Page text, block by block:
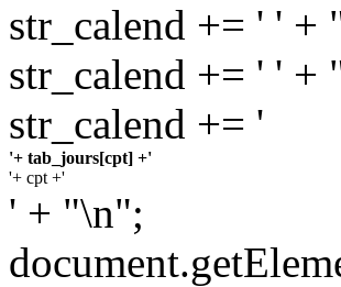
str_calend += ' '
str_calend += ' '
str_calend += '
'+ tab_jours[cpt] +'
'+ cpt +'
' + "\n";